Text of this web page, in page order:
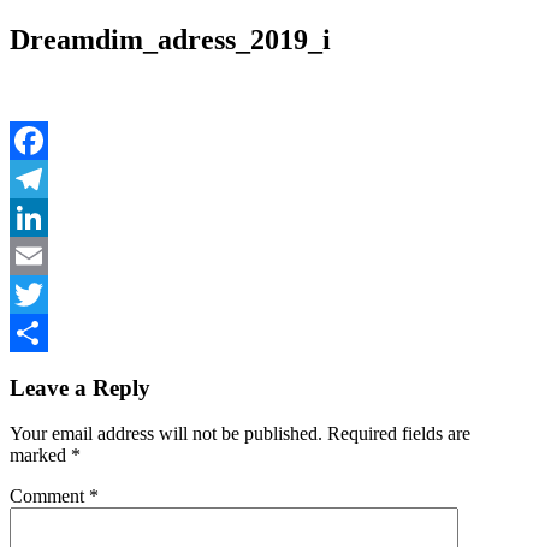
Dreamdim_adress_2019_i
Facebook
Telegram
LinkedIn
Email
Twitter
Leave a Reply
Your email address will not be published. Required fields are
marked *
Comment *